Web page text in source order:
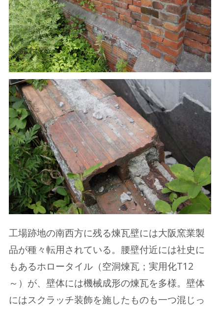
工場跡地の南西方に残る煉瓦壁には大阪窯業製
品が種々転用されている。腰壁付近には社史に
もあるホロータイル（空洞煉瓦；実用化T12
～）が、壁体には機械成形の煉瓦を多様。壁体
にはスクラッチ装飾を施したものも一つ混じっ